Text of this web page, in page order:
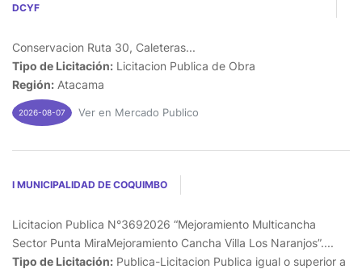
DCYF
Conservacion Ruta 30, Caleteras...
Tipo de Licitación: Licitacion Publica de Obra
Región: Atacama
2026-08-07 Ver en Mercado Publico
I MUNICIPALIDAD DE COQUIMBO
Licitacion Publica N°3692026 “Mejoramiento Multicancha
Sector Punta MiraMejoramiento Cancha Villa Los Naranjos”....
Tipo de Licitación: Publica-Licitacion Publica igual o superior a